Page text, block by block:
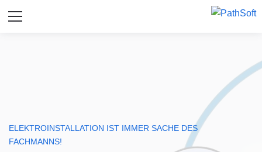
ELEKTROINSTALLATION IST IMMER SACHE DES
FACHMANNS!